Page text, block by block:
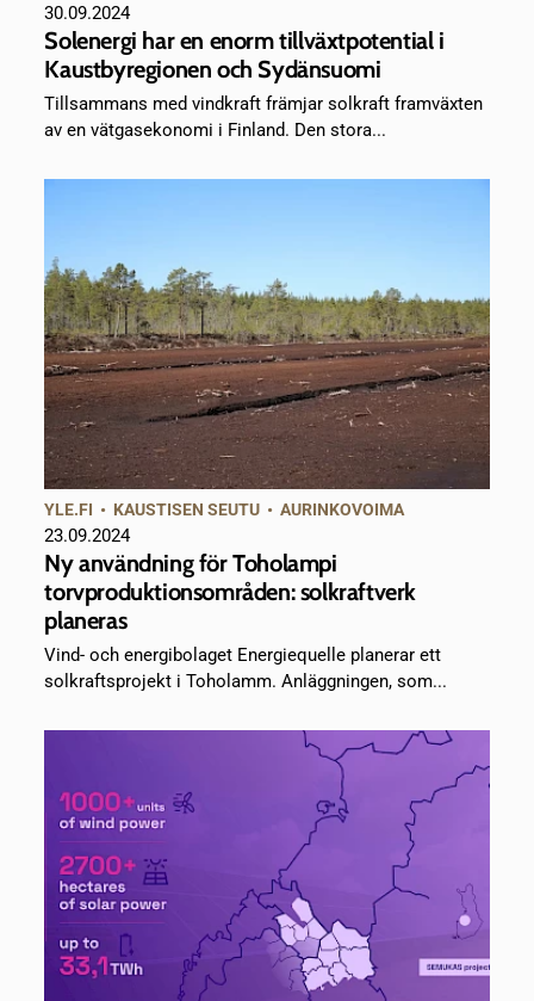
30.09.2024
Solenergi har en enorm tillväxtpotential i
Kaustbyregionen och Sydänsuomi
Tillsammans med vindkraft främjar solkraft framväxten
av en vätgasekonomi i Finland. Den stora...
YLE.FI • KAUSTISEN SEUTU •AURINKOVOIMA
23.09.2024
Ny användning för Toholampi
torvproduktionsområden: solkraftverk
planeras
Vind- och energibolaget Energiequelle planerar ett
solkraftsprojekt i Toholamm. Anläggningen, som...